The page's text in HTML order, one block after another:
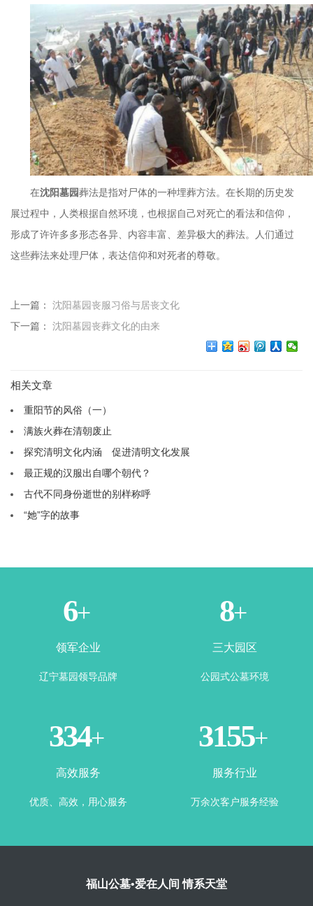
在沈阳墓园葬法是指对尸体的一种埋葬方法。在长期的历史发
展过程中，人类根据自然环境，也根据自己对死亡的看法和信仰，
形成了许许多多形态各异、内容丰富、差异极大的葬法。人们通过
这些葬法来处理尸体，表达信仰和对死者的尊敬。
上一篇： 沈阳墓园丧服习俗与居丧文化
下一篇： 沈阳墓园丧葬文化的由来
相关文章
重阳节的风俗（一）
满族火葬在清朝废止
探究清明文化内涵 促进清明文化发展
最正规的汉服出自哪个朝代？
古代不同身份逝世的别样称呼
“她”字的故事
1+
领军企业
辽宁墓园领导品牌
3+
三大园区
公园式公墓环境
365+
高效服务
优质、高效，用心服务
3500+
服务行业
万余次客户服务经验
福山公墓•爱在人间 情系天堂